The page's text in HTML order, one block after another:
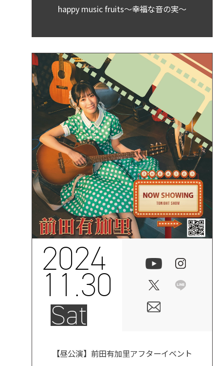
happy music fruits～幸福な音の実～
2024
11.30
Sat
【昼公演】前田有加里アフターイベント